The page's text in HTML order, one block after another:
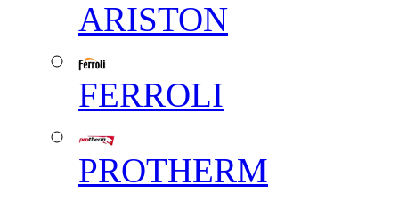
ARISTON
FERROLI
PROTHERM